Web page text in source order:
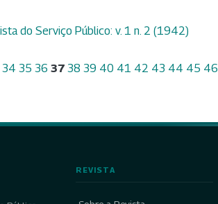
do Serviço Público: v. 1 n. 2 (1942)
34 35 36 37 38 39 40 41 42 43 44 45 46
REVISTA